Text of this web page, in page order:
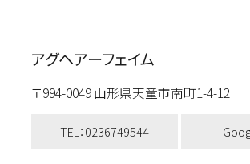
アグヘアーフェイム
〒994-0049 山形県天童市南町1-4-12
TEL：0236749544